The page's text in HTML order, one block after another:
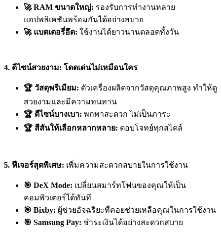
🚀 RAM ขนาดใหญ่: รองรับการทำงานหลาย
แอปพลิเคชันพร้อมกันได้อย่างสบาย
🚀 แบตเตอรี่อึด: ใช้งานได้ยาวนานตลอดทั้งวัน
4. ดีไซน์สวยงาม: โดดเด่นไม่เหมือนใคร
🏆 วัสดุพรีเมียม: ตัวเครื่องผลิตจากวัสดุคุณภาพสูง ทำให้ดู
สวยงามและมีความทนทาน
🏆 ดีไซน์บางเบา: พกพาสะดวก ไม่เป็นภาระ
🏆 สีสันให้เลือกหลากหลาย: ตอบโจทย์ทุกสไตล์
5. ฟีเจอร์สุดพิเศษ: เพิ่มความสะดวกสบายในการใช้งาน
🎯 DeX Mode: เปลี่ยนสมาร์ทโฟนของคุณให้เป็น
คอมพิวเตอร์ได้ทันที
🎯 Bixby: ผู้ช่วยอัจฉริยะที่คอยช่วยเหลือคุณในการใช้งาน
🎯 Samsung Pay: ชำระเงินได้อย่างสะดวกสบาย